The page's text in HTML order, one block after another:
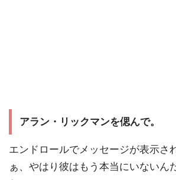
アラン・リックマンを偲んで。
エンドロールでメッセージが表示さ
ぁ、やはり彼はもう本当にいないん